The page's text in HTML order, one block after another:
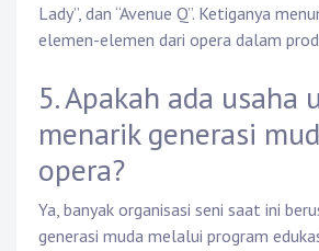
Lady”, dan “Avenue Q”. Ketiganya
elemen-elemen dari opera dalam
5. Apakah ada usaha
menarik generasi
opera?
Ya, banyak organisasi seni saat ini
generasi muda melalui program